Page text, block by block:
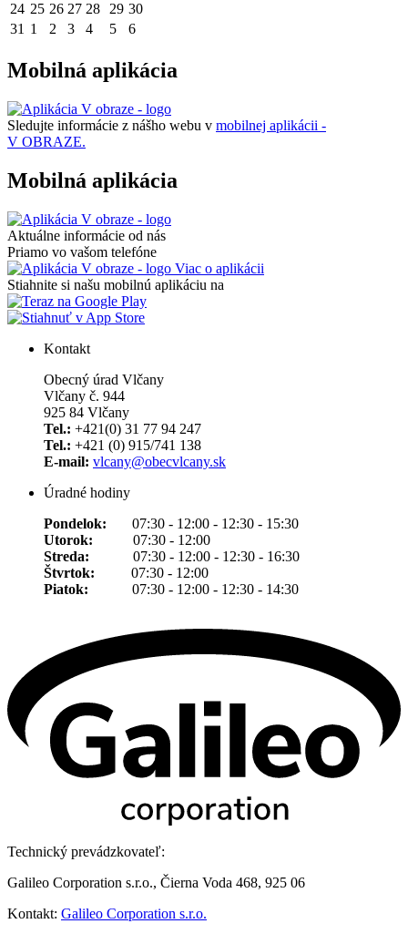
24 25 26 27 28 29 30
31 1 2 3 4 5 6
Mobilná aplikácia
Sledujte informácie z nášho webu v mobilnej aplikácii -
V OBRAZE.
Mobilná aplikácia
Aktuálne informácie od nás
Priamo vo vašom telefóne
Viac o aplikácii
Stiahnite si našu mobilnú aplikáciu na
Kontakt
Obecný úrad Vlčany
Vlčany č. 944
925 84 Vlčany
Tel.: +421(0) 31 77 94 247
Tel.: +421 (0) 915/741 138
E-mail: vlcany@obecvlcany.sk
Úradné hodiny
Pondelok: 07:30 - 12:00 - 12:30 - 15:30
Utorok: 07:30 - 12:00
Streda: 07:30 - 12:00 - 12:30 - 16:30
Štvrtok: 07:30 - 12:00
Piatok: 07:30 - 12:00 - 12:30 - 14:30
Technický prevádzkovateľ:
Galileo Corporation s.r.o., Čierna Voda 468, 925 06
Kontakt: Galileo Corporation s.r.o.